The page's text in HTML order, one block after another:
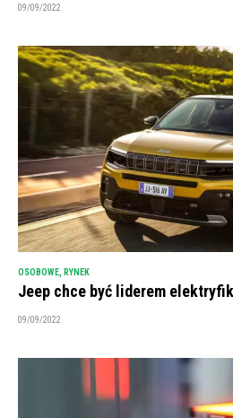
09/09/2022
OSOBOWE RYNEK
Jeep chce być liderem
09/09/2022